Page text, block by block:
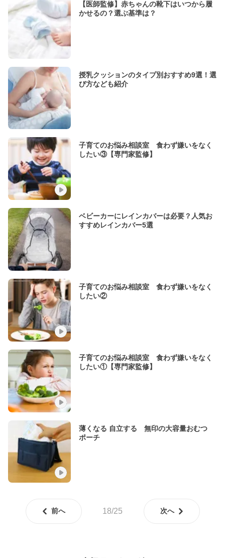
【医師監修】赤ちゃんの靴下はいつから履
かせるの？選ぶ基準は？
授乳クッションのタイプ別おすすめ9選！選
び方なども紹介
子育てのお悩み相談室 食わず嫌いをなく
したい③【専門家監修】
ベビーカーにレインカバーは必要？人気お
すすめレインカバー5選
子育てのお悩み相談室 食わず嫌いをなく
したい②
子育てのお悩み相談室 食わず嫌いをなく
したい①【専門家監修】
薄くなる 自立する 無印の大容量おむつ
ポーチ
前へ 18/25 次へ